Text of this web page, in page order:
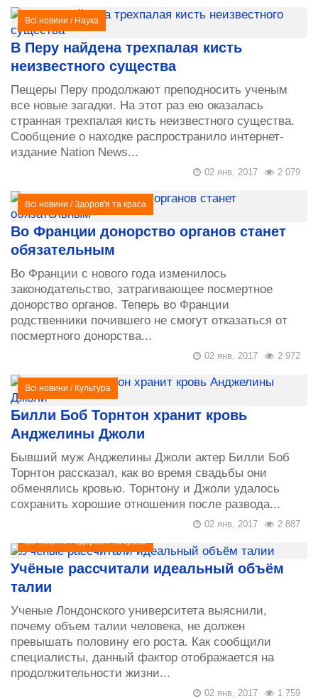
Всі новини / Наука
В Перу найдена трехпалая кисть
неизвестного существа
Пещеры Перу продолжают преподносить ученым
все новые загадки. На этот раз ею оказалась
странная трехпалая кисть неизвестного существа.
Сообщение о находке распространило интернет-
издание Nation News...
2 079
02 янв, 2017
Всі новини /Здоров'я та краса
Во Франции донорство органов станет
обязательным
Во Франции с нового года изменилось
законодательство, затрагивающее посмертное
донорство органов. Теперь во Франции
родственники почившего не смогут отказаться от
посмертного донорства...
2 972
02 янв, 2017
Всі новини / Культура
Билли Боб Торнтон хранит кровь
Анджелины Джоли
Бывший муж Анджелины Джоли актер Билли Боб
Торнтон рассказал, как во время свадьбы они
обменялись кровью. Торнтону и Джоли удалось
сохранить хорошие отношения после развода...
2 887
02 янв, 2017
Всі новини/Здоров'я та краса
Учёные рассчитали идеальный объём
талии
Ученые Лондонского университета выяснили,
почему объем талии человека, не должен
превышать половину его роста. Как сообщили
специалисты, данный фактор отображается на
продолжительности жизни...
1 759
02 янв, 2017